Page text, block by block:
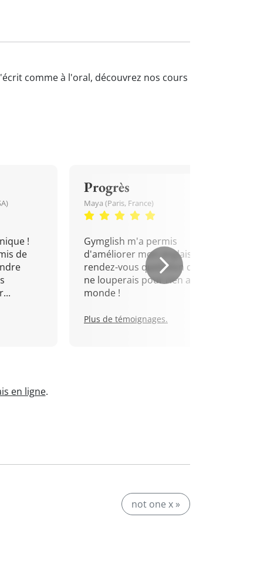
comme à l'oral, découvrez nos cours
!
de
Progrès
Maya (Paris, France)
Gymglish m'a permis
d'améliorer mon anglais. Un
rendez-vous quotidien que je
ne louperais pour rien au
monde !
Plus de témoignages.
en ligne.
not one x »